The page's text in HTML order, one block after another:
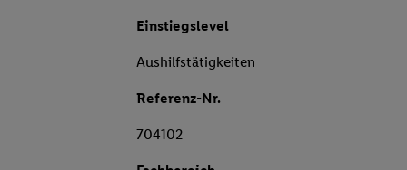
Einstiegslevel
Aushilfstätigkeiten
Referenz-Nr.
704102